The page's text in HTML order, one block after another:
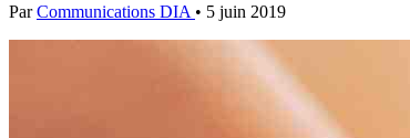
Par Communications DIA • 5 juin 2019